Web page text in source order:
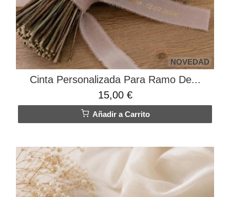
NOVEDAD
Cinta Personalizada Para Ramo De...
15,00 €
Añadir a Carrito